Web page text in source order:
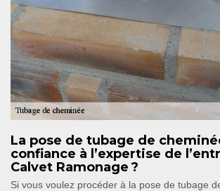
La pose de tubage de
confiance à l’expertise de
Calvet Ramonage ?
Si vous voulez procéder à la pose de tubage